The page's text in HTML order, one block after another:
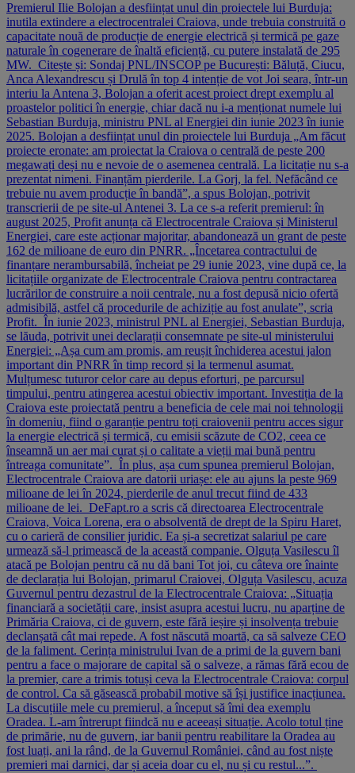
Premierul Ilie Bolojan a desființat unul din proiectele lui Burduja:
inutila extindere a electrocentralei Craiova, unde trebuia construită o
capacitate nouă de producție de energie electrică și termică pe gaze
naturale în cogenerare de înaltă eficiență, cu putere instalată de 295
MW. Citește și: Sondaj PNL/INSCOP pe București: Băluță, Ciucu,
Anca Alexandrescu și Drulă în top 4 intenție de vot Joi seara, într-un
interiu la Antena 3, Bolojan a oferit acest proiect drept exemplu al
proastelor politici în energie, chiar dacă nu i-a menționat numele lui
Sebastian Burduja, ministru PNL al Energiei din iunie 2023 în iunie
2025. Bolojan a desființat unul din proiectele lui Burduja „Am făcut
proiecte eronate: am proiectat la Craiova o centrală de peste 200
megawați deși nu e nevoie de o asemenea centrală. La licitație nu s-a
prezentat nimeni. Finanțăm pierderile. La Gorj, la fel. Nefăcând ce
trebuie nu avem producție în bandă”, a spus Bolojan, potrivit
transcrierii de pe site-ul Antenei 3. La ce s-a referit premierul: în
august 2025, Profit anunța că Electrocentrale Craiova și Ministerul
Energiei, care este acționar majoritar, abandonează un grant de peste
162 de milioane de euro din PNRR. „Încetarea contractului de
finanțare nerambursabilă, încheiat pe 29 iunie 2023, vine după ce, la
licitațiile organizate de Electrocentrale Craiova pentru contractarea
lucrărilor de construire a noii centrale, nu a fost depusă nicio ofertă
admisibilă, astfel că procedurile de achiziție au fost anulate”, scria
Profit. În iunie 2023, ministrul PNL al Energiei, Sebastian Burduja,
se lăuda, potrivit unei declarații consemnate pe site-ul ministerului
Energiei: „Așa cum am promis, am reușit închiderea acestui jalon
important din PNRR în timp record și la termenul asumat.
Mulțumesc tuturor celor care au depus eforturi, pe parcursul
timpului, pentru atingerea acestui obiectiv important. Investiția de la
Craiova este proiectată pentru a beneficia de cele mai noi tehnologii
în domeniu, fiind o garanție pentru toți craiovenii pentru acces sigur
la energie electrică și termică, cu emisii scăzute de CO2, ceea ce
înseamnă un aer mai curat și o calitate a vieții mai bună pentru
întreaga comunitate”. În plus, așa cum spunea premierul Bolojan,
Electrocentrale Craiova are datorii uriașe: ele au ajuns la peste 969
milioane de lei în 2024, pierderile de anul trecut fiind de 433
milioane de lei. DeFapt.ro a scris că directoarea Electrocentrale
Craiova, Voica Lorena, era o absolventă de drept de la Spiru Haret,
cu o carieră de consilier juridic. Ea și-a secretizat salariul pe care
urmează să-l primească de la această companie. Olguța Vasilescu îl
atacă pe Bolojan pentru că nu dă bani Tot joi, cu câteva ore înainte
de declarația lui Bolojan, primarul Craiovei, Olguța Vasilescu, acuza
Guvernul pentru dezastrul de la Electrocentrale Craiova: „Situația
financiară a societății care, insist asupra acestui lucru, nu aparține de
Primăria Craiova, ci de guvern, este fără ieșire și insolvența trebuie
declanșată cât mai repede. A fost născută moartă, ca să salveze CEO
de la faliment. Cerința ministrului Ivan de a primi de la guvern bani
pentru a face o majorare de capital să o salveze, a rămas fără ecou de
la premier, care a trimis totuși ceva la Electrocentrale Craiova: corpul
de control. Ca să găsească probabil motive să își justifice inacțiunea.
La discuțiile mele cu premierul, a început să îmi dea exemplu
Oradea. L-am întrerupt fiindcă nu e aceeași situație. Acolo totul ține
de primărie, nu de guvern, iar banii pentru reabilitare la Oradea au
fost luați, ani la rând, de la Guvernul României, când au fost niște
premieri mai darnici, dar și aceia doar cu el, nu și cu restul...”.